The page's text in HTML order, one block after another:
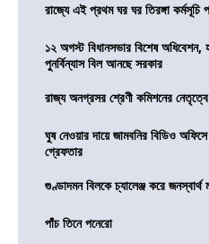
রাজ্যে এই প্রথম ঘর ঘর তিরঙ্গা কর্মসূচি
১২ অগস্ট বিধানসভার বিশেষ
পুনর্বিন্যাস বিল আনছে সরকার
রাজ্য অনগ্রসর শ্রেণী কমিশনের
ঘুষ নেওয়ার দায়ে জামবনির বিডিও অফিসে
গ্রেফতার
গুণ্ডাদমন বিলকে চ্যালেঞ্জ করে
পাঁচ তিনে পনেরো